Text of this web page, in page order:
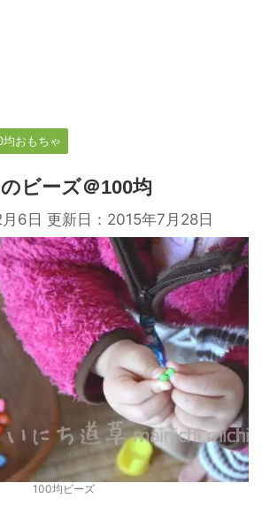
均おもちゃ
ビーズ＠100均
6日 更新日： 2015年7月28日
100均ビーズ